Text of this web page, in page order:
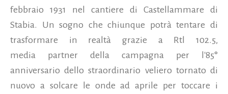
febbraio 1931 nel cantiere di Castellammare di
Stabia. Un sogno che chiunque potrà tentare di
trasformare in realtà grazie a Rtl 102.5,
media partner della campagna per l'85°
anniversario dello straordinario veliero tornato di
nuovo a solcare le onde ad aprile per toccare i